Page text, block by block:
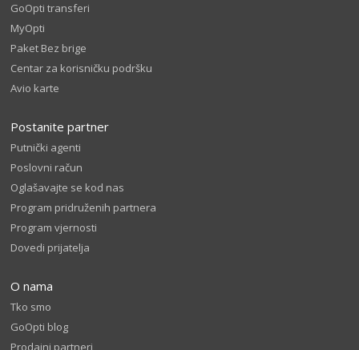
GoOpti transferi
MyOpti
Paket Bez brige
Centar za korisničku podršku
Avio karte
Postanite partner
Putnički agenti
Poslovni račun
Oglašavajte se kod nas
Program pridruženih partnera
Program vjernosti
Dovedi prijatelja
O nama
Tko smo
GoOpti blog
Prodajni partneri